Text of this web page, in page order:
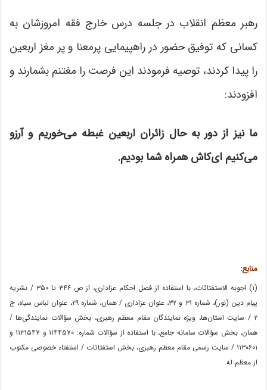
رهبر معظم انقلاب در جلسه درس خارج فقه امروزشان به
کسانی که توفیق حضور در راهپیمایی پرمعنا و پر مغز اربعین
را پیدا کردند، توصیه فرمودند این فرصت را مغتنم بشمارند و
افزودند:
ما نیز از دور به حال زائران اربعین غبطه می‌خوریم و آرزو
می‌کنیم ای‌کاش همراه شما بودیم.
منابع:
(۱) اجوبه الاستفتائات، با استفاده از فصل احکام عزاداری، از ص ۳۴۶ تا ۳۵۰ / نشریه
پیام دین (نور)، شماره ۳۱ و ۳۲، عنوان عزاداری / همان، شماره ۲۹، عنوان لباس سیاه، ج
۲ / سایت استان‌ها، ویژه نمایندگان مقام معظم رهبری، بخش سؤالات نمایندگی‌ها /
همان، بخش سؤالات سامانه جامع، با استفاده از سؤالات شماره: ۱۱۴۴۵۷۰ و ۱۱۳۱۵۴۷ و
۱۱۳۰۶۰۱ / سایت رسمی مقام معظم رهبری، بخش استفتائات / استفتاء خصوصی مکتوب
از معظم له.